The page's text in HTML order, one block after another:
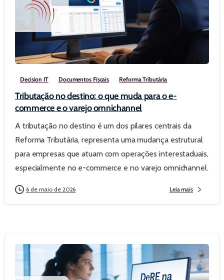
Decision IT Documentos Fiscais Reforma Tributária
Tributação no destino: o que muda para o e-
commerce e o varejo omnichannel
A tributação no destino é um dos pilares centrais da
Reforma Tributária, representa uma mudança estrutural
para empresas que atuam com operações interestaduais,
especialmente no e-commerce e no varejo omnichannel.
6 de maio de 2026 Leia mais